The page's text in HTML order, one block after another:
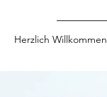
Herzlich Willkommen